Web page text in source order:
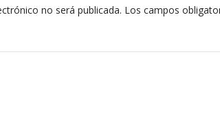
no será publicada. Los campos